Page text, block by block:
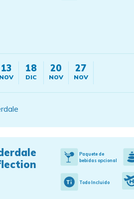
13
NOV
18
DIC
20
NOV
27
NOV
Paquete de
bebidas opcional
Todo Incluido